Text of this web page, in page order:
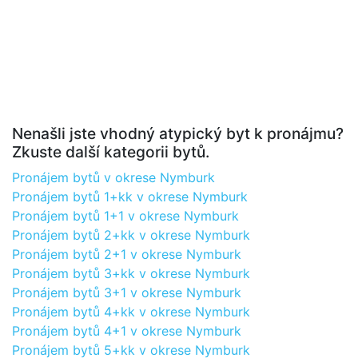
Nenašli jste vhodný atypický byt k pronájmu?
Zkuste další kategorii bytů.
Pronájem bytů v okrese Nymburk
Pronájem bytů 1+kk v okrese Nymburk
Pronájem bytů 1+1 v okrese Nymburk
Pronájem bytů 2+kk v okrese Nymburk
Pronájem bytů 2+1 v okrese Nymburk
Pronájem bytů 3+kk v okrese Nymburk
Pronájem bytů 3+1 v okrese Nymburk
Pronájem bytů 4+kk v okrese Nymburk
Pronájem bytů 4+1 v okrese Nymburk
Pronájem bytů 5+kk v okrese Nymburk